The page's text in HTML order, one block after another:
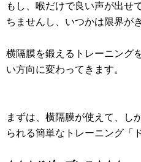
もし、喉だけで良い声が出せ
ちませんし、いつかは限界が
横隔膜を鍛えるトレーニング
い方向に変わってきます。
まずは、横隔膜が使えて、し
られる簡単なトレーニング「